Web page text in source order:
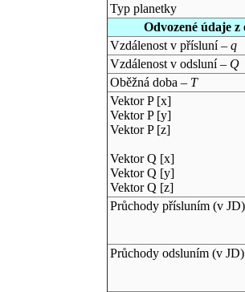
Typ planetky
Odvozené údaje
Vzdálenost v přísluní – q
Vzdálenost v odsluní – Q
Oběžná doba – T
Vektor P [x]
Vektor P [y]
Vektor P [z]
Vektor Q [x]
Vektor Q [y]
Vektor Q [z]
Průchody přísluním (v JD)
Průchody odsluním (v JD)